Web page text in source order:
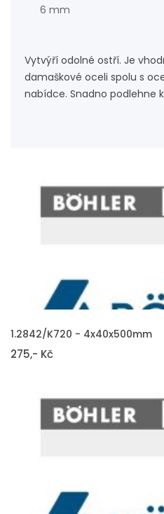
6 mm
Vytvýří odolné ostří. Je
damaškové oceli spolu s
nabídce. Snadno podlehne
VLOŽIT DO KOŠÍKU
1.2842/K720 - 4x40x500mm
275,- Kč